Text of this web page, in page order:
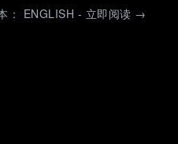
： ENGLISH - 立即阅读 →